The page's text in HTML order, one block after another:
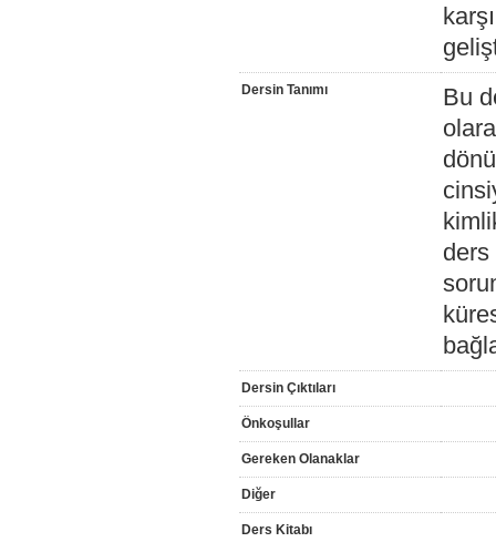
Dersin Tanımı
Bu
ders
Dersin Çıktıları
Önkoşullar
Gereken Olanaklar
Diğer
Ders Kitabı